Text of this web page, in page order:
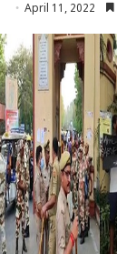
April 11, 2022